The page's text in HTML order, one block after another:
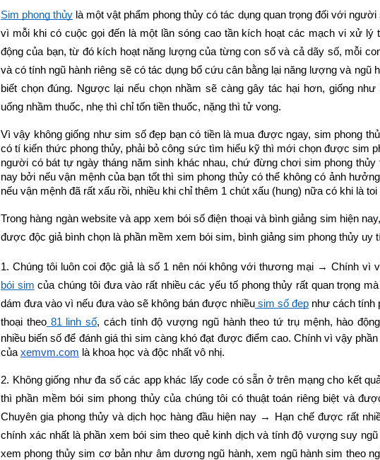
Sim phong thủy là một vật phẩm phong thủy có tác dụng quan trọng đối với người
vì mỗi khi có cuộc gọi đến là một lần sóng cao tần kích hoạt các mạch vi xử lý
động của bạn, từ đó kích hoạt năng lượng của từng con số và cả dãy số, mỗi
và có tính ngũ hành riêng sẽ có tác dụng bổ cứu cân bằng lại năng lượng và ngũ
biết chọn đúng. Ngược lại nếu chọn nhầm sẽ càng gây tác hại hơn, giống
uống nhầm thuốc, nhẹ thì chỉ tốn tiền thuốc, nặng thì tử vong.
Vì vậy không giống như sim số đẹp bạn có tiền là mua được ngay, sim phong
có tí kiến thức phong thủy, phải bỏ công sức tìm hiểu kỹ thì mới chọn được sim
người có bát tự ngày tháng năm sinh khác nhau, chứ đừng chơi sim phong thủy
nay bởi nếu vận mệnh của bạn tốt thì sim phong thủy có thể không có ảnh
nếu vận mệnh đã rất xấu rồi, nhiều khi chỉ thêm 1 chút xấu (hung) nữa có khi là toi
Trong hàng ngàn website và app xem bói số điện thoại và bình giảng sim hiện nay,
được độc giả bình chọn là phần mềm xem bói sim, bình giảng sim phong thủy uy
1. Chúng tôi luôn coi độc giả là số 1 nên nói không với thương mại → Chính vì
bói sim của chúng tôi đưa vào rất nhiều các yếu tố phong thủy rất quan trọng
dám đưa vào vì nếu đưa vào sẽ không bán được nhiều sim số đẹp như cách tính
thoại theo 81 linh số, cách tính độ vượng ngũ hành theo tứ trụ mệnh, hào
nhiều biến số để đánh giá thì sim càng khó đạt được điểm cao. Chính vì vậy
của xemvm.com là khoa học và độc nhất vô nhị.
2. Không giống như đa số các app khác lấy code có sẵn ở trên mạng cho kết
thì phần mềm bói sim phong thủy của chúng tôi có thuật toán riêng biệt và
Chuyên gia phong thủy và dịch học hàng đầu hiện nay → Hạn chế được rất
chính xác nhất là phần xem bói sim theo quẻ kinh dịch và tính độ vượng suy
xem phong thủy sim cơ bản như âm dương ngũ hành, xem ngũ hành sim theo